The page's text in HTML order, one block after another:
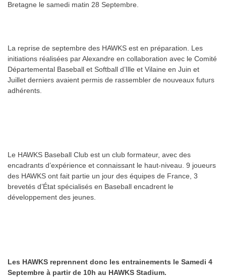
Bretagne le samedi matin 28 Septembre.
La reprise de septembre des HAWKS est en préparation. Les
initiations réalisées par Alexandre en collaboration avec le Comité
Départemental Baseball et Softball d’Ille et Vilaine en Juin et
Juillet derniers avaient permis de rassembler de nouveaux futurs
adhérents.
Le HAWKS Baseball Club est un club formateur, avec des
encadrants d’expérience et connaissant le haut-niveau. 9 joueurs
des HAWKS ont fait partie un jour des équipes de France, 3
brevetés d’État spécialisés en Baseball encadrent le
développement des jeunes.
Les HAWKS reprennent donc les entrainements le Samedi 4
Septembre à partir de 10h au HAWKS Stadium.